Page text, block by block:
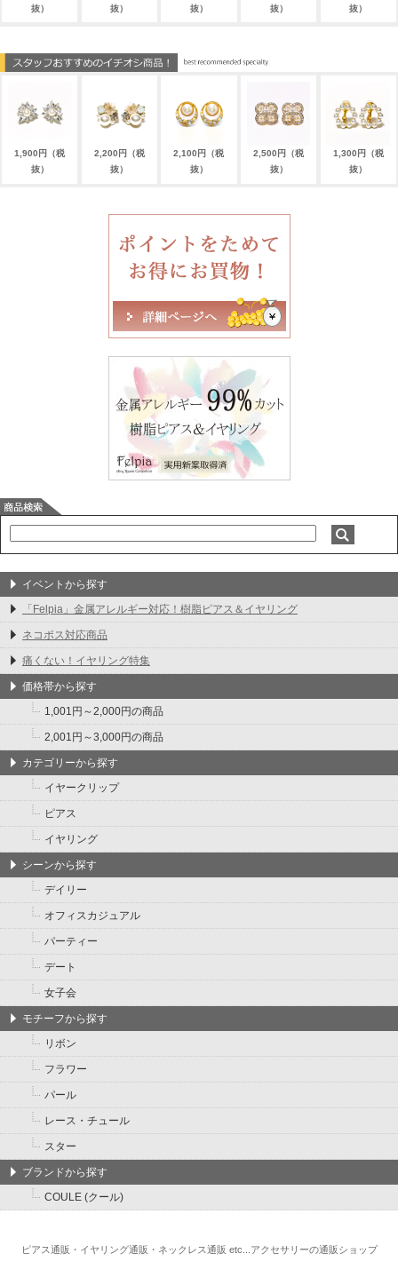
抜） 抜） 抜） 抜） 抜）
1,900円（税
抜）
2,200円（税
抜）
2,100円（税
抜）
2,500円（税
抜）
1,300円（税
抜）
イベントから探す
「Felpia」金属アレルギー対応！樹脂ピアス＆イヤリング
ネコポス対応商品
痛くない！イヤリング特集
価格帯から探す
1,001円～2,000円の商品
2,001円～3,000円の商品
カテゴリーから探す
イヤークリップ
ピアス
イヤリング
シーンから探す
デイリー
オフィスカジュアル
パーティー
デート
女子会
モチーフから探す
リボン
フラワー
パール
レース・チュール
スター
ブランドから探す
COULE (クール)
ピアス通販・イヤリング通販・ネックレス通販 etc...アクセサリーの通販ショップ